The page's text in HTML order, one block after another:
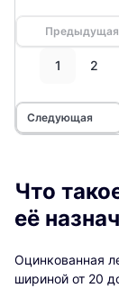
Предыдущая
1 2
Следующая
Что
её
Оцинкованная
шириной от 20